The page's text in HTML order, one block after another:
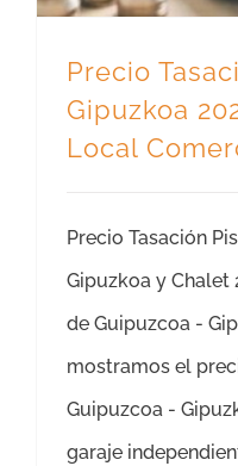
Precio
Gipuzkoa
Local
Precio Tasación
Gipuzkoa y
de Guipuzcoa -
mostramos el
Guipuzcoa -
garaje